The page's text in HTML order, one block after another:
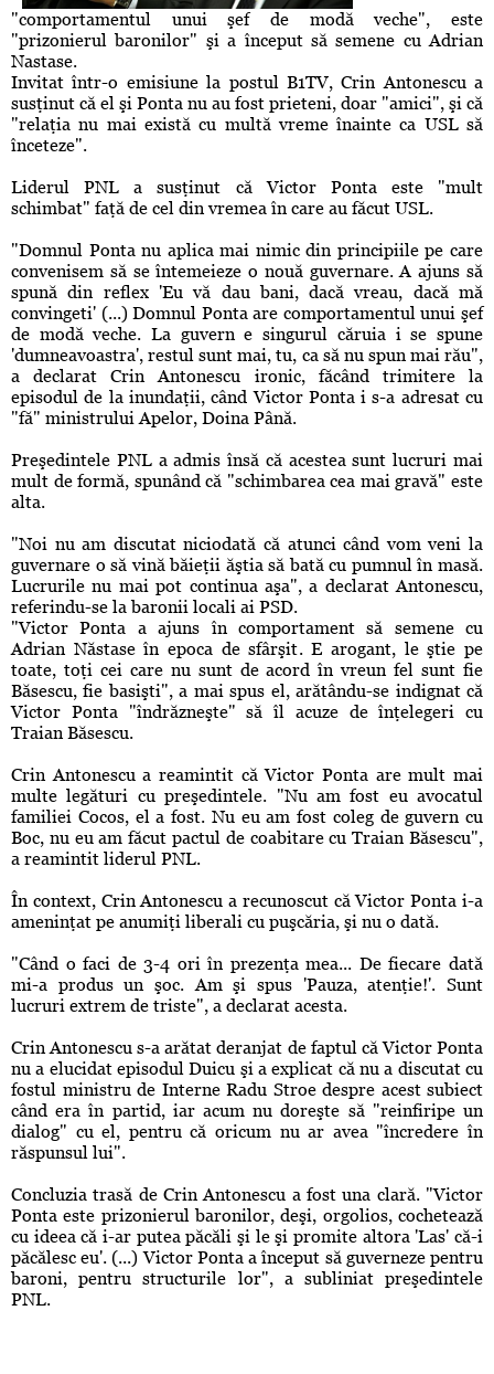
"comportamentul unui şef de modă veche", este
"prizonierul baronilor" şi a început să semene cu Adrian
Nastase.
Invitat într-o emisiune la postul B1TV, Crin Antonescu a
susţinut că el şi Ponta nu au fost prieteni, doar "amici", şi că
"relaţia nu mai există cu multă vreme înainte ca USL să
înceteze".
Liderul PNL a susţinut că Victor Ponta este "mult
schimbat" faţă de cel din vremea în care au făcut USL.
"Domnul Ponta nu aplica mai nimic din principiile pe care
convenisem să se întemeieze o nouă guvernare. A ajuns să
spună din reflex 'Eu vă dau bani, dacă vreau, dacă mă
convingeti' (...) Domnul Ponta are comportamentul unui şef
de modă veche. La guvern e singurul căruia i se spune
'dumneavoastra', restul sunt mai, tu, ca să nu spun mai rău",
a declarat Crin Antonescu ironic, făcând trimitere la
episodul de la inundaţii, când Victor Ponta i s-a adresat cu
"fă" ministrului Apelor, Doina Până.
Preşedintele PNL a admis însă că acestea sunt lucruri mai
mult de formă, spunând că "schimbarea cea mai gravă" este
alta.
"Noi nu am discutat niciodată că atunci când vom veni la
guvernare o să vină băieţii ăştia să bată cu pumnul în masă.
Lucrurile nu mai pot continua aşa", a declarat Antonescu,
referindu-se la baronii locali ai PSD.
"Victor Ponta a ajuns în comportament să semene cu
Adrian Năstase în epoca de sfârşit. E arogant, le ştie pe
toate, toţi cei care nu sunt de acord în vreun fel sunt fie
Băsescu, fie basişti", a mai spus el, arătându-se indignat că
Victor Ponta "îndrăzneşte" să îl acuze de înţelegeri cu
Traian Băsescu.
Crin Antonescu a reamintit că Victor Ponta are mult mai
multe legături cu preşedintele. "Nu am fost eu avocatul
familiei Cocos, el a fost. Nu eu am fost coleg de guvern cu
Boc, nu eu am făcut pactul de coabitare cu Traian Băsescu",
a reamintit liderul PNL.
În context, Crin Antonescu a recunoscut că Victor Ponta i-a
ameninţat pe anumiţi liberali cu puşcăria, şi nu o dată.
"Când o faci de 3-4 ori în prezenţa mea... De fiecare dată
mi-a produs un şoc. Am şi spus 'Pauza, atenţie!'. Sunt
lucruri extrem de triste", a declarat acesta.
Crin Antonescu s-a arătat deranjat de faptul că Victor Ponta
nu a elucidat episodul Duicu şi a explicat că nu a discutat cu
fostul ministru de Interne Radu Stroe despre acest subiect
când era în partid, iar acum nu doreşte să "reinfiripe un
dialog" cu el, pentru că oricum nu ar avea "încredere în
răspunsul lui".
Concluzia trasă de Crin Antonescu a fost una clară. "Victor
Ponta este prizonierul baronilor, deşi, orgolios, cochetează
cu ideea că i-ar putea păcăli şi le şi promite altora 'Las' că-i
păcălesc eu'. (...) Victor Ponta a început să guverneze pentru
baroni, pentru structurile lor", a subliniat preşedintele
PNL.